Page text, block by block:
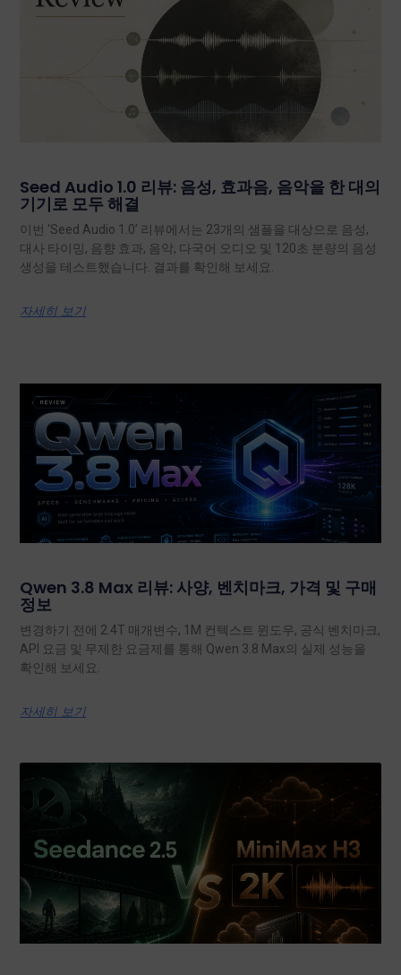
Seed Audio 1.0 리뷰: 음성, 효과음, 음악을 한 대의
기기로 모두 해결
이번 ‘Seed Audio 1.0’ 리뷰에서는 23개의 샘플을 대상으로 음성,
대사 타이밍, 음향 효과, 음악, 다국어 오디오 및 120초 분량의 음성
생성을 테스트했습니다. 결과를 확인해 보세요.
자세히 보기
Qwen 3.8 Max 리뷰: 사양, 벤치마크, 가격 및 구매
정보
변경하기 전에 2.4T 매개변수, 1M 컨텍스트 윈도우, 공식 벤치마크,
API 요금 및 무제한 요금제를 통해 Qwen 3.8 Max의 실제 성능을
확인해 보세요.
자세히 보기